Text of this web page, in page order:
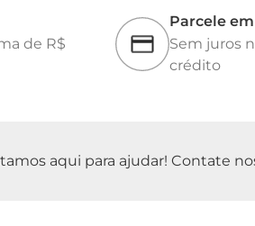
de R$
Parcele em
Sem juros
crédito
aqui para ajudar! Contate